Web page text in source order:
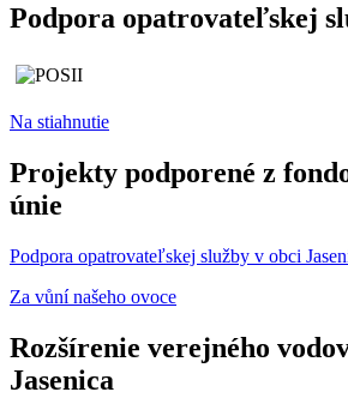
Podpora opatrovateľskej
Na stiahnutie
Projekty podporené z
únie
Podpora opatrovateľskej služby v obci
Za vůní našeho ovoce
Rozšírenie verejného
Jasenica